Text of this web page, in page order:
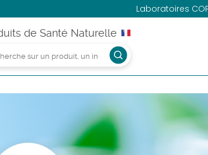
Laboratoires
de Santé Naturelle